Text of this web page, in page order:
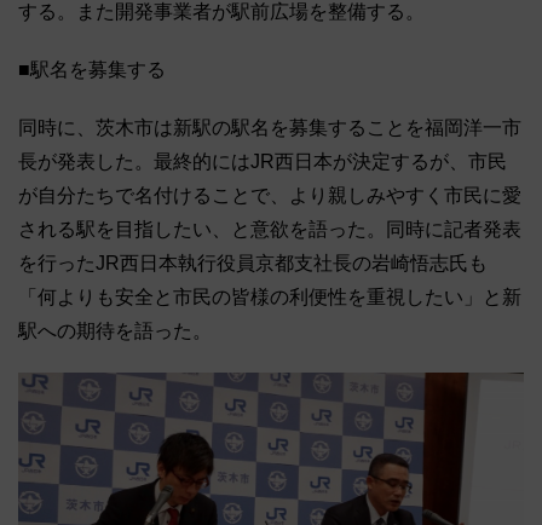
する。また開発事業者が駅前広場を整備する。
■駅名を募集する
同時に、茨木市は新駅の駅名を募集することを福岡洋一市
長が発表した。最終的にはJR西日本が決定するが、市民
が自分たちで名付けることで、より親しみやすく市民に愛
される駅を目指したい、と意欲を語った。同時に記者発表
を行ったJR西日本執行役員京都支社長の岩崎悟志氏も
「何よりも安全と市民の皆様の利便性を重視したい」と新
駅への期待を語った。